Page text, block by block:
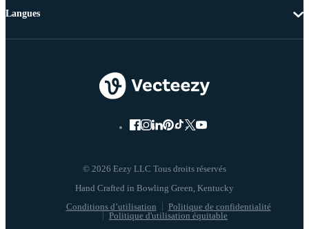
© 2026 Eezy LLC Tous droits réservés
Conditions d’utilisation
Politique de confidentialité
Politique d'utilisation équitable
Langues